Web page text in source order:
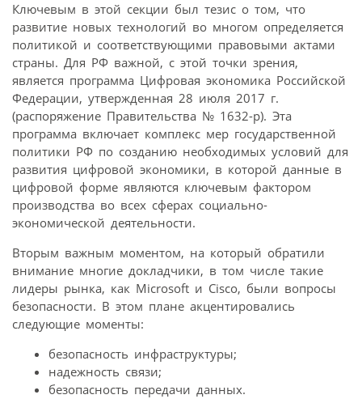
Ключевым в этой секции был тезис о том, что
развитие новых технологий во многом определяется
политикой и соответствующими правовыми актами
страны. Для РФ важной, с этой точки зрения,
является программа Цифровая экономика Российской
Федерации, утвержденная 28 июля 2017 г.
(распоряжение Правительства № 1632-р). Эта
программа включает комплекс мер государственной
политики РФ по созданию необходимых условий для
развития цифровой экономики, в которой данные в
цифровой форме являются ключевым фактором
производства во всех сферах социально-
экономической деятельности.
Вторым важным моментом, на который обратили
внимание многие докладчики, в том числе такие
лидеры рынка, как Microsoft и Cisco, были вопросы
безопасности. В этом плане акцентировались
следующие моменты:
безопасность инфраструктуры;
надежность связи;
безопасность передачи данных.